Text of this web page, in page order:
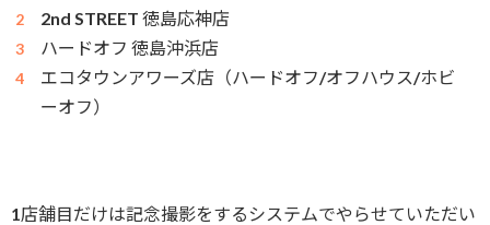
2nd STREET 徳島応神店
ハードオフ 徳島沖浜店
エコタウンアワーズ店（ハードオフ/オフハウス/ホビ
ーオフ）
1店舗目だけは記念撮影をするシステムでやらせていただい